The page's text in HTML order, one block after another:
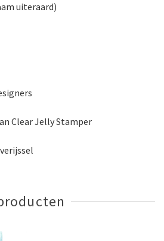
uiteraard)
Clear Jelly Stamper